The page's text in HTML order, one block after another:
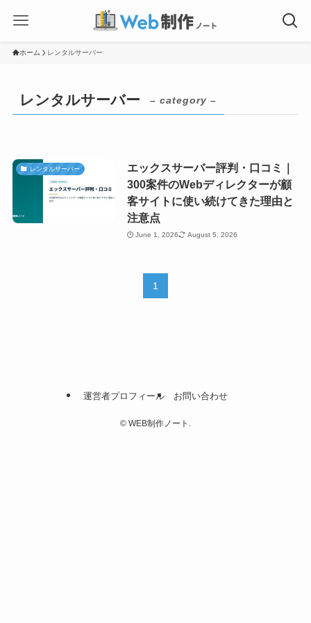
ホーム レンタルサーバー
レンタルサーバー – category –
レンタルサーバー
エックスサーバー評判・口コミ｜
300案件のWebディレクターが顧
客サイトに使い続けてきた理由と
注意点
June 1, 2026 August 5, 2026
1
運営者プロフィール お問い合わせ
© WEB制作ノート.